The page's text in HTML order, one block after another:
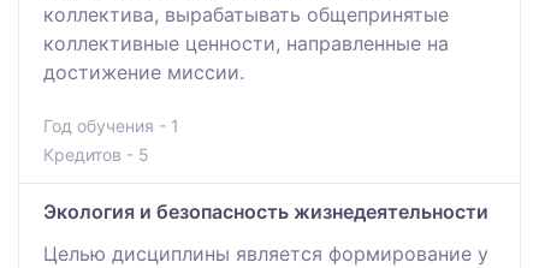
коллектива, вырабатывать общепринятые
коллективные ценности, направленные на
достижение миссии.
Год обучения - 1
Кредитов - 5
Экология и безопасность жизнедеятельности
Целью дисциплины является формирование у